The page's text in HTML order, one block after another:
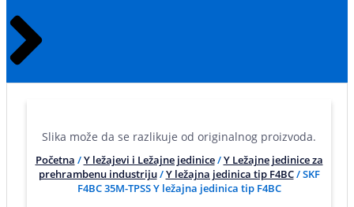
Slika može da se razlikuje od originalnog proizvoda.
Početna /Y ležajevi i Ležajne jedinice/Y Ležajne jedinice za
prehrambenu industriju/Y ležajna jedinica tip F4BC/ SKF
F4BC 35M-TPSS Y ležajna jedinica tip F4BC